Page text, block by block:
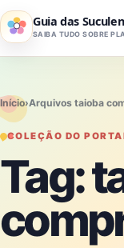
Pular para o
Guia das
Início›Arquivos taioba
COLEÇÃO DO
Tag: